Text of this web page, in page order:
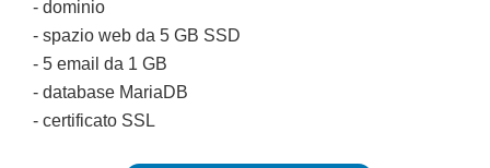
- dominio
- spazio web da 5 GB SSD
- 5 email da 1 GB
- database MariaDB
- certificato SSL